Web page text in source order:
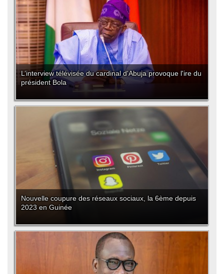
L’interview télévisée du cardinal d'Abuja provoque l'ire du
président Bola
Nouvelle coupure des réseaux sociaux, la 6ème depuis
2023 en Guinée